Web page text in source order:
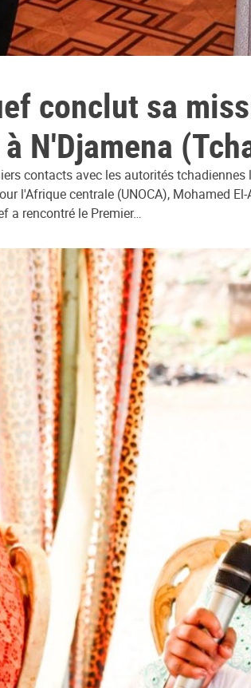
conclut sa
N'Djamena
contacts avec les autorités
l'Afrique centrale (UNOCA), Mohamed
a rencontré le Premier…